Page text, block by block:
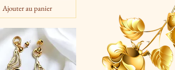
Ajouter au panier